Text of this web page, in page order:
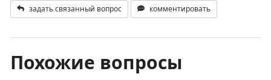
задать связанный вопрос комментировать
Похожие вопросы